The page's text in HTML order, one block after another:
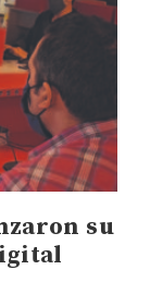
su